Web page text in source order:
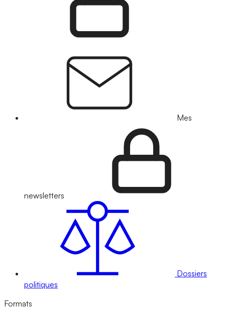
Mes
newsletters
Dossiers
politiques
Formats